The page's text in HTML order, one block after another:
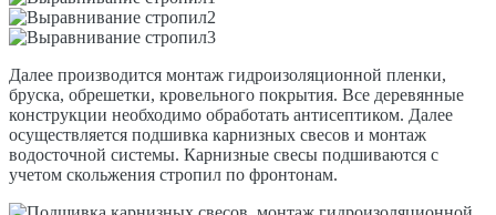
Далее производится монтаж гидроизоляционной пленки,
бруска, обрешетки, кровельного покрытия. Все деревянные
конструкции необходимо обработать антисептиком. Далее
осуществляется подшивка карнизных свесов и монтаж
водосточной системы. Карнизные свесы подшиваются с
учетом скольжения стропил по фронтонам.